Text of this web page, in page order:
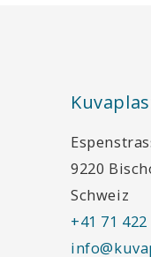
9220
Schweiz
+41 71 422